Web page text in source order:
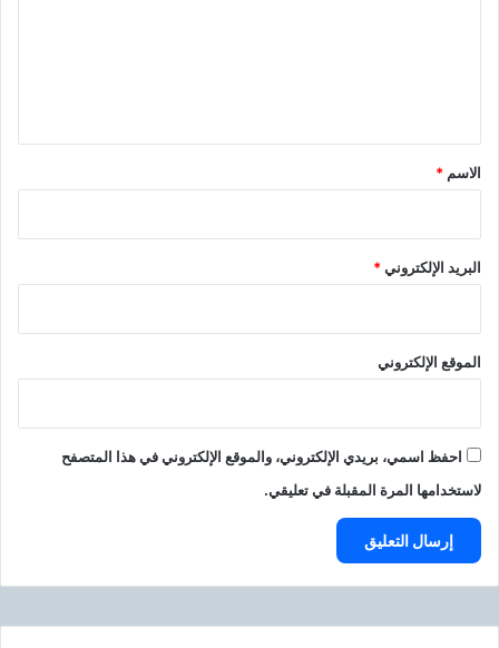
*
الاسم *
البريد الإلكتروني*
الموقع الإلكتروني
احفظ اسمي، بريدي الإلكتروني، والموقع الإلكتروني في هذا المتصفح
لاستخدامها المرة المقبلة في تعليقي.